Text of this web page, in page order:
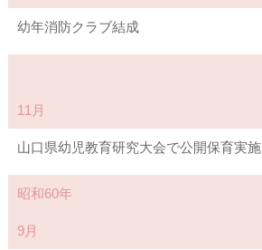
幼年消防クラブ結成
11月
山口県幼児教育研究大会で公開保育実施
昭和60年
9月